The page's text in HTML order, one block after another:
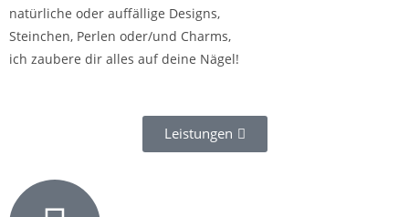
natürliche oder auffällige Designs,
Steinchen, Perlen oder/und Charms,
ich zaubere dir alles auf deine Nägel!
Leistungen